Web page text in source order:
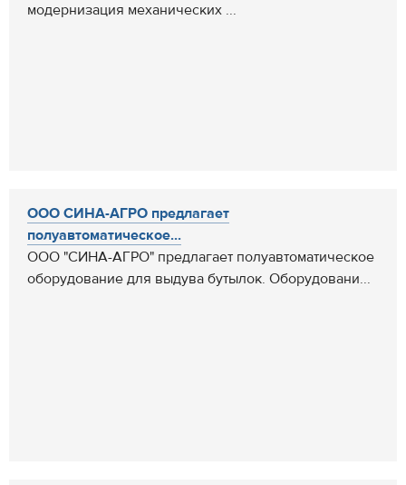
модернизация механических ...
ООО СИНА-АГРО предлагает
полуавтоматическое...
ООО "СИНА-АГРО" предлагает полуавтоматическое
оборудование для выдува бутылок. Оборудовани...